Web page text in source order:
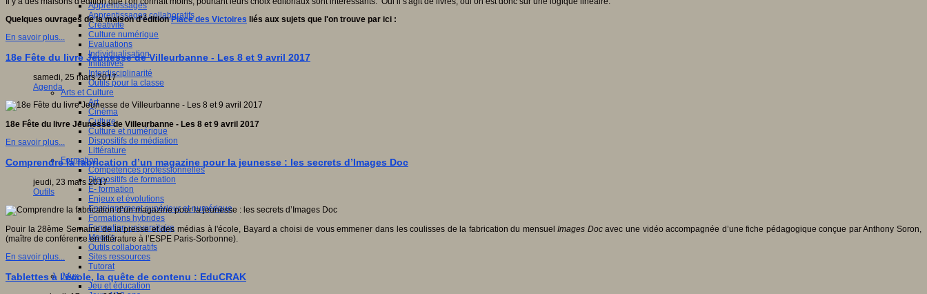
Apprentissages
Apprentissages collaboratifs
Créativité
Culture numérique
Evaluations
Individualisation
Initiatives
Interdisciplinarité
Outils pour la classe
Arts et Culture
Art
Cinéma
Culture
Culture et numérique
Dispositifs de médiation
Littérature
Formation
Compétences professionnelles
Dispositifs de formation
E- formation
Enjeux et évolutions
Enseignement supérieur et numérique
Formations hybrides
Formation universitaire
Mooc’s
Outils collaboratifs
Sites ressources
Tutorat
Jeux
Jeu et éducation
Quelques ouvrages de la maison d'éditionPlace des Victoires liés aux sujets que l'on trouve par ici :
En savoir plus...
18e Fête du livre Jeunesse de Villeurbanne - Les 8 et 9 avril 2017
samedi, 25 mars 2017
Agenda
18e Fête du livre Jeunesse de Villeurbanne - Les 8 et 9 avril 2017
En savoir plus...
Comprendre la fabrication d’un magazine pour la jeunesse : les secrets d’Images Doc
jeudi, 23 mars 2017
Outils
Pouir la 28ème Semaine de la presse et des médias à l'école, Bayard a choisi de vous emmener dans les coulisses de la fabrication du mensuelImages Docavec une vidéo accompagnée d’une fiche pédagogique conçue par Anthony Soron,
(maître de conférence en littérature à l’ESPE Paris-Sorbonne).
En savoir plus...
Tablettes à l’école, la quête de contenu : EduCRAK